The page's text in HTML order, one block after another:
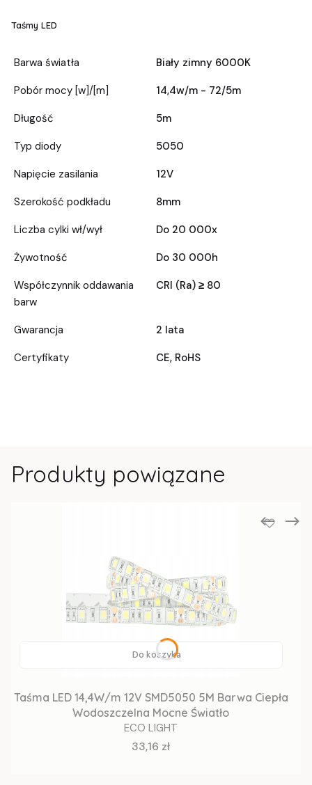
Taśmy LED
Barwa światła
Biały zimny 6000K
Pobór mocy [w]/[m]
14,4w/m - 72/5m
Długość
5m
Typ diody
5050
Napięcie zasilania
12V
Szerokość podkładu
8mm
Liczba cylki wł/wył
Do 20 000x
Żywotność
Do 30 000h
Współczynnik oddawania
barw
CRI (Ra) ≥ 80
Gwarancja
2 lata
Certyfikaty
CE, RoHS
Produkty powiązane
Do koszyka
Taśma LED 14,4W/m 12V SMD5050 5M Barwa Ciepła
Wodoszczelna Mocne Światło
ECO LIGHT
Cena
33,16 zł